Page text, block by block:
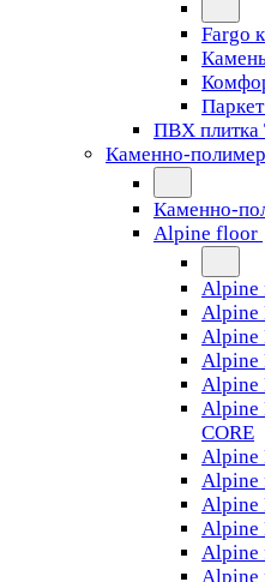
Fargo
ПВХ плитка
Каменно-
Каменно-
Alpine floor
Alpine
Alpine
Alpine
Alpine
Alpine
Alpine
CORE
Alpine
Alpine
Alpine
Alpine
Alpine
Alpine